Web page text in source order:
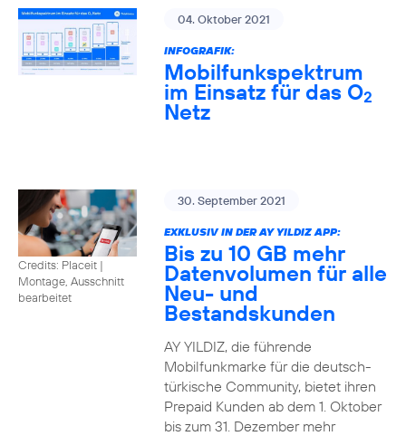
04. Oktober 2021
INFOGRAFIK:
Mobilfunkspektrum
im Einsatz für das O2
Netz
Credits: Placeit |
Montage, Ausschnitt
bearbeitet
30. September 2021
EXKLUSIV IN DER AY YILDIZ APP:
Bis zu 10 GB mehr
Datenvolumen für alle
Neu- und
Bestandskunden
AY YILDIZ, die führende
Mobilfunkmarke für die deutsch-
türkische Community, bietet ihren
Prepaid Kunden ab dem 1. Oktober
bis zum 31. Dezember mehr